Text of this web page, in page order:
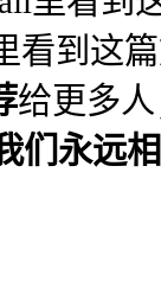
看到这
给更多
们永远